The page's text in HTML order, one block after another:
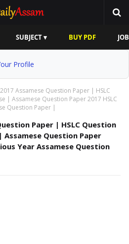
SUBJECT ▾ BUY PDF
Profile
2017 Assamese Question Paper | HSLC
| Assamese Question Paper 2017 HSLC
Question Paper |
Paper | HSLC Question
Assamese Question Paper
Year Assamese Question